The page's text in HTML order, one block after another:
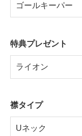
ゴールキーパー
特典プレゼント
ライオン
襟タイプ
Uネック